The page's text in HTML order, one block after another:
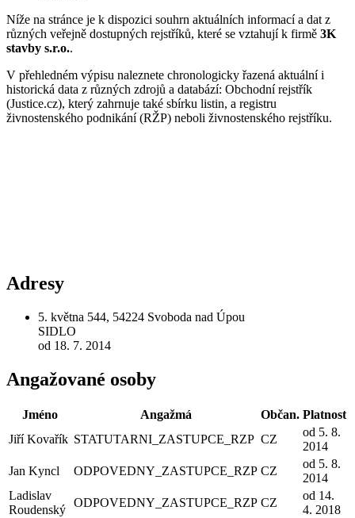
Níže na stránce je k dispozici souhrn aktuálních informací a dat z
různých veřejně dostupných rejstříků, které se vztahují k firmě 3K
stavby s.r.o..
V přehledném výpisu naleznete chronologicky řazená aktuální i
historická data z různých zdrojů a databází: Obchodní rejstřík
(Justice.cz), který zahrnuje také sbírku listin, a registru
živnostenského podnikání (RŽP) neboli živnostenského rejstříku.
Adresy
5. května 544, 54224 Svoboda nad Úpou
SIDLO
od 18. 7. 2014
Angažované osoby
Jméno Angažmá Občan. Platnost
Jiří Kovařík STATUTARNI_ZASTUPCE_RZP CZ
od 5. 8.
2014
Jan Kyncl
ODPOVEDNY_ZASTUPCE_RZP CZ
od 5. 8.
2014
Ladislav
Roudenský
ODPOVEDNY_ZASTUPCE_RZP CZ
od 14.
4. 2018